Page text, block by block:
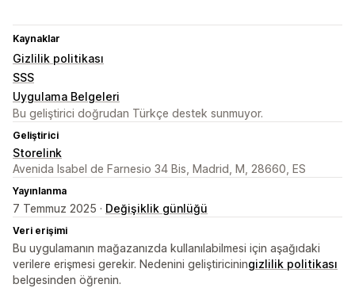
Kaynaklar
Gizlilik politikası
SSS
Uygulama Belgeleri
Bu geliştirici doğrudan Türkçe destek sunmuyor.
Geliştirici
Storelink
Avenida Isabel de Farnesio 34 Bis, Madrid, M, 28660, ES
Yayınlanma
7 Temmuz 2025 · Değişiklik günlüğü
Veri erişimi
Bu uygulamanın mağazanızda kullanılabilmesi için aşağıdaki
verilere erişmesi gerekir. Nedenini geliştiriciningizlilik politikası
belgesinden öğrenin.